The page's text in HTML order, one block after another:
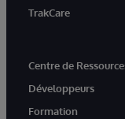
TrakCare
Centre de
Développeurs
Formation